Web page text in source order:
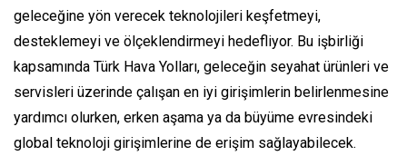
geleceğine yön verecek teknolojileri keşfetmeyi,
desteklemeyi ve ölçeklendirmeyi hedefliyor. Bu işbirliği
kapsamında Türk Hava Yolları, geleceğin seyahat ürünleri ve
servisleri üzerinde çalışan en iyi girişimlerin belirlenmesine
yardımcı olurken, erken aşama ya da büyüme evresindeki
global teknoloji girişimlerine de erişim sağlayabilecek.